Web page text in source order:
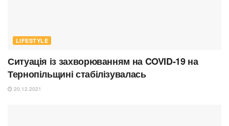
LIFESTYLE
Ситуація із захворюванням на COVID-19 на
Тернопільщині стабілізувалась
20.12.2021